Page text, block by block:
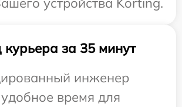
за 35 минут
инженер
время для